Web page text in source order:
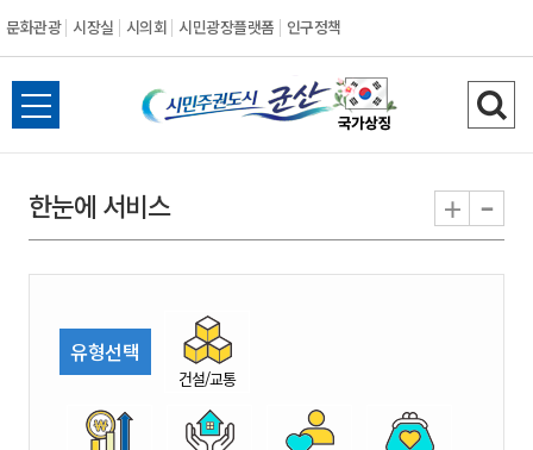
문화관광 시장실 시의회 시민광장플랫폼 인구정책
시
민
권
시
전
체
뉴
열
검
색
기
한눈에 서비스 + -
유형선택
건설/교통